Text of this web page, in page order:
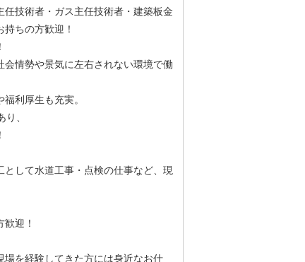
任技術者・ガス主任技術者・建築板金
ちの方歓迎！
会情勢や景気に左右されない環境で働
利厚生も充実。
、
として水道工事・点検の仕事など、現
迎！
場を経験してきた方には身近なお仕